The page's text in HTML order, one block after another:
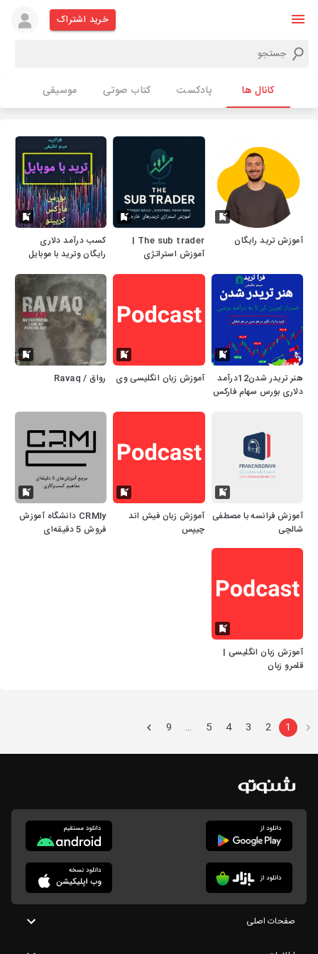
خرید اشتراک
کانال ها پادکست کتاب صوتی موسیقی
آموزش ترید رایگان
The sub trader |
آموزش استراتژی
کسب درآمد دلاری
رایگان وترید با موبایل
هنر تریدر شدن12درآمد
دلاری بورس سهام فارکس
آموزش زبان انگلیسی وی رواق / Ravaq
آموزش فرانسه با مصطفی
شالچی
آموزش زبان فیش اند
چیپس
CRMly دانشگاه آموزش
فروش 5 دقیقه‌ای
آموزش زبان انگلیسی |
قلمرو زبان
1
2
3
4
5
…
9
صفحات اصلی